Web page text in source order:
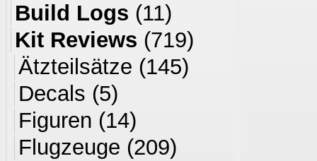
Build Logs (11)
Kit Reviews (719)
Ätzteilsätze (145)
Decals (5)
Figuren (14)
Flugzeuge (209)